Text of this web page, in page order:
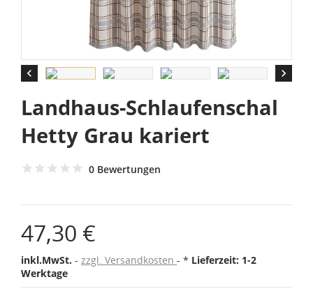
 
Landhaus-Schlaufenschal
Hetty Grau kariert
0 Bewertungen
47,30 €
inkl.MwSt. zzgl. Versandkosten * Lieferzeit: 1-2
Werktage